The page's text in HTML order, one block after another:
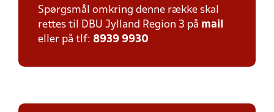
Spørgsmål omkring denne række skal
rettes til DBU Jylland Region 3 på mail
eller på tlf: 8939 9930